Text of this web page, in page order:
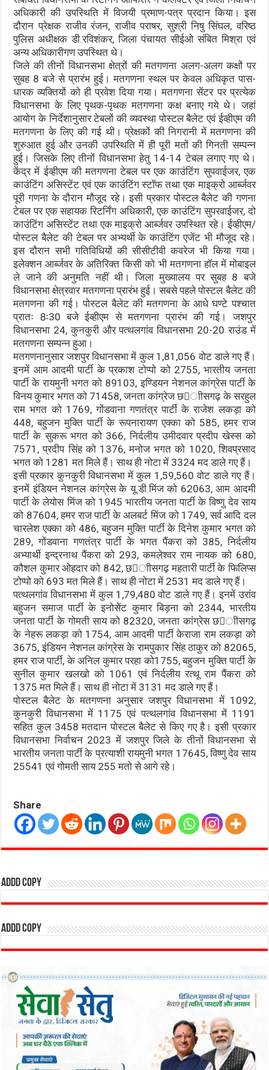
अधिकारी की उपस्थिति में विजयी प्रमाण-पत्र प्रदान किया। इस
दौरान प्रेक्षक राजीव रंजन, राजीव पराषर, सुश्री निषु सिंघल, वरिष्ठ
पुलिस अधीक्षक डी.रविशंकर, जिला पंचायत सीईओ संबित मिश्रा एवं
अन्य अधिकारीगण उपस्थित थे।
जिले की तीनों विधानसभा क्षेत्रों की मतगणना अलग-अलग कक्षों पर
सुबह 8 बजे से प्रारंभ हुई। मतगणना स्थल पर केवल अधिकृत पास-
धारक व्यक्तियों को ही प्रवेश दिया गया। मतगणना सेंटर पर प्रत्येक
विधानसभा के लिए पृथक-पृथक मतगणना कक्ष बनाए गये थे। जहां
आयोग के निर्देशानुसार टेबलों की व्यवस्था पोस्टल बैलेट एवं ईव्हीएम की
मतगणना के लिए की गई थी। प्रेक्षकों की निगरानी में मतगणना की
शुरुआत हुई और उनकी उपस्थिति में ही पूरी मतों की गिनती सम्पन्न
हुई। जिसके लिए तीनों विधानसभा हेतु 14-14 टेबल लगाए गए थे।
केंद्र में ईव्हीएम की मतगणना टेबल पर एक काउंटिंग सुपवाईजर, एक
काउंटिंग असिस्टेंट एवं एक काउंटिंग स्टॉफ तथा एक माइक्रो आर्ब्जवर
पूरी गणना के दौरान मौजूद रहे। इसी प्रकार पोस्टल बैलेट की गणना
टेबल पर एक सहायक रिटर्निंग अधिकारी, एक काउंटिंग सुपरवाईजर, दो
काउंटिंग असिस्टेंट तथा एक माइक्रो आर्ब्जवर उपस्थित रहे। ईव्हीएम/
पोस्टल बैलेट की टेबल पर अभ्यर्थी के काउंटिंग एजेंट भी मौजूद रहे।
इस दौरान सभी गतिविधियों की सीसीटीवी कवरेज भी किया गया।
इलेक्शन आर्ब्जवर के अतिरिक्त किसी को भी मतगणना हॉल में मोबाइल
ले जाने की अनुमति नहीं थी। जिला मुख्यालय पर सुबह 8 बजे
विधानसभा क्षेत्रवार मतगणना प्रारंभ हुई। सबसे पहले पोस्टल बैलेट की
मतगणना की गई। पोस्टल बैलेट की मतगणना के आधे घण्टे पश्चात
प्रातः 8ः30 बजे ईव्हीएम से मतगणना प्रारंभ की गई। जशपुर
विधानसभा 24, कुनकुरी और पत्थलगांव विधानसभा 20-20 राउंड में
मतगणना सम्पन्न हुआ।
मतगणनानुसार जशपुर विधानसभा में कुल 1,81,056 वोट डाले गए हैं।
इनमें आम आदमी पार्टी के प्रकाश टोप्पो को 2755, भारतीय जनता
पार्टी के रायमुनी भगत को 89103, इण्डियन नेशनल कांग्रेस पार्टी के
विनय कुमार भगत को 71458, जनता कांग्रेज छाीसगढ़ के सरहुल
राम भगत को 1769, गोंडवाना गणतंत्र पार्टी के राजेश लकड़ा को
448, बहुजन मुक्ति पार्टी के रूपनारायण एक्का को 585, हमर राज
पार्टी के सुकरू भगत को 366, निर्दलीय उमीदवार प्रदीप खेस्स को
7571, प्रदीप सिंह को 1376, मनोज भगत को 1020, शिवप्रसाद
भगत को 1281 मत मिले हैं। साथ ही नोटा में 3324 मद डाले गए हैं।
इसी प्रकार कुनकुरी विधानसभा में कुल 1,59,560 वोट डाले गए हैं।
इनमें इंडियन नेशनल कांग्रेस के यू.डी.मिंज को 62063, आम आदमी
पार्टी के लेयोस मिंज को 1945 भारतीय जनता पार्टी के विष्णु देव साय
को 87604, हमर राज पार्टी के अलबर्ट मिंज को 1749, सर्व आदि दल
चारलेश एक्का को 486, बहुजन मुक्ति पार्टी के दिनेश कुमार भगत को
289, गोंडवाना गणतंत्र पार्टी के भगत पैंकरा को 385, निर्दलीय
अभ्यार्थी इन्द्रनाथ पैंकरा को 293, कमलेश्वर राम नायक को 680,
कौशल कुमार ओहदार को 842, छाीसगढ़ महतारी पार्टी के फिलिप्स
टोप्पो को 693 मत मिले हैं। साथ ही नोटा में 2531 मद डाले गए हैं।
पत्थलगांव विधानसभा में कुल 1,79,480 वोट डाले गए हैं। इनमें उरांव
बहुजन समाज पार्टी के इनोसेंट कुमार बिड़ना को 2344, भारतीय
जनता पार्टी के गोमती साय को 82320, जनता कांग्रेस छाीसगढ़
के नेहरू लकड़ा को 1754, आम आदमी पार्टी केराजा राम लकड़ा को
3675, इंडियन नेशनल कांग्रेस के रामपुकार सिंह ठाकुर को 82065,
हमर राज पार्टी, के अनिल कुमार परहा को1755, बहुजन मुक्ति पार्टी के
सुनील कुमार खलखो को 1061 एवं निर्दलीय रत्थू राम पैंकरा को
1375 मत मिले हैं। साथ ही नोटा में 3131 मद डाले गए हैं।
पोस्टल बैलेट के मतगणना अनुसार जशपुर विधानसभा में 1092,
कुनकुरी विधानसभा में 1175 एवं पत्थलगांव विधानसभा में 1191
सहित कुल 3458 मतदान पोस्टल बैलेट से किए गए है। इसी प्रकार
विधानसभा निर्वाचन 2023 में जशपुर जिले के तीनों विधानसभा से
भारतीय जनता पार्टी के प्रत्याशी रायमुनी भगत 17645, विष्णु देव साय
25541 एवं गोमती साय 255 मतो से आगे रहे।
Share
addd copy
addd copy